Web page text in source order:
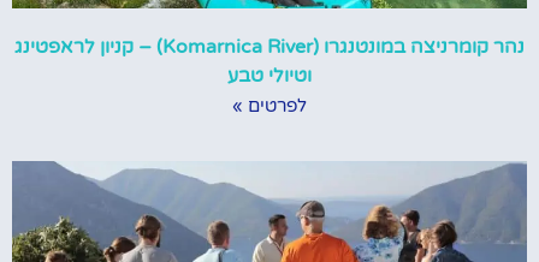
נהר קומרניצה במונטנגרו (Komarnica River) – קניון לראפטינג
וטיולי טבע
לפרטים »